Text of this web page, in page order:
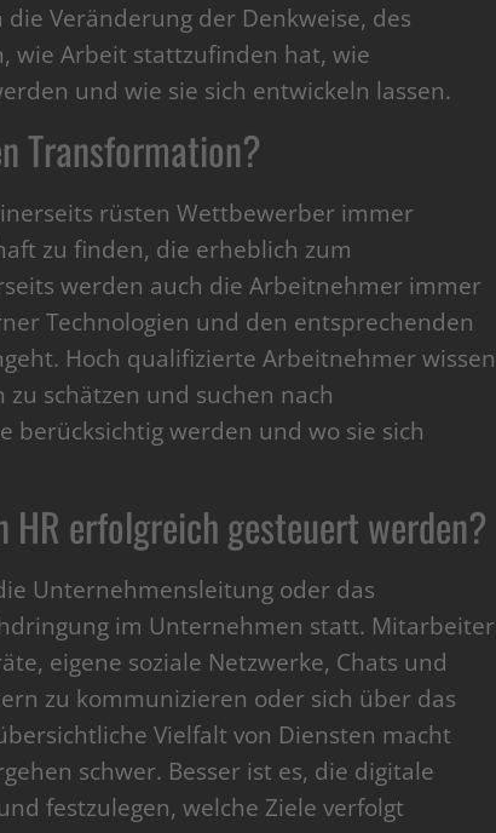
Veränderung der Denkweise, des
wie Arbeit stattzufinden hat, wie
und wie sie sich entwickeln lassen.
Transformation?
rüsten Wettbewerber immer
zu finden, die erheblich zum
werden auch die Arbeitnehmer immer
Technologien und den entsprechenden
Hoch qualifizierte Arbeitnehmer wissen
schätzen und suchen nach
berücksichtig werden und wo sie sich
erfolgreich gesteuert werden?
Unternehmensleitung oder das
im Unternehmen statt. Mitarbeiter
eigene soziale Netzwerke, Chats und
zu kommunizieren oder sich über das
Vielfalt von Diensten macht
schwer. Besser ist es, die digitale
festzulegen, welche Ziele verfolgt